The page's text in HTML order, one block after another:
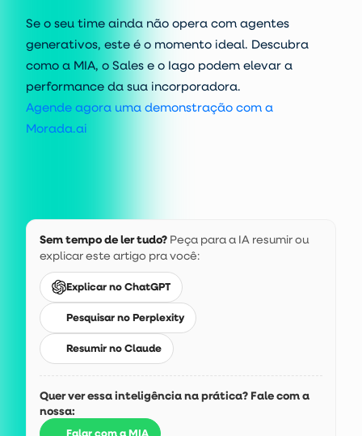
Se o seu time ainda não opera com agentes
generativos, este é o momento ideal. Descubra
como a MIA, o Sales e o Iago podem elevar a
performance da sua incorporadora.
Agende agora uma demonstração com a
Morada.ai
Sem tempo de ler tudo? Peça para a IA resumir ou
explicar este artigo pra você:
Explicar no ChatGPT
Pesquisar no Perplexity
Resumir no Claude
Quer ver essa inteligência na prática? Fale com a
nossa:
Falar com a MIA